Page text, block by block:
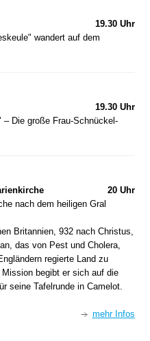
19.30 Uhr
wandert auf dem
19.30 Uhr
Die große Frau-Schnückel-
20 Uhr
nach dem heiligen Gral
Britannien, 932 nach Christus,
das von Pest und Cholera,
regierte Land zu
begibt er sich auf die
seine Tafelrunde in Camelot.
mehr Infos